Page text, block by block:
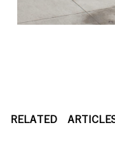
RELATED